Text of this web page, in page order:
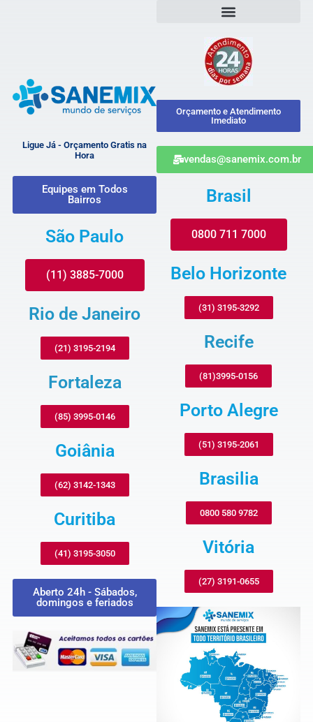
Ligue Já - Orçamento Gratis na
Hora
Equipes em Todos
Bairros
São Paulo
(11) 3885-7000
Rio de Janeiro
(21) 3195-2194
Fortaleza
(85) 3995-0146
Goiânia
(62) 3142-1343
Curitiba
(41) 3195-3050
Aberto 24h - Sábados,
domingos e feriados
Orçamento e Atendimento
Imediato
vendas@sanemix.com.br
Brasil
0800 711 7000
Belo Horizonte
(31) 3195-3292
Recife
(81)3995-0156
Porto Alegre
(51) 3195-2061
Brasilia
0800 580 9782
Vitória
(27) 3191-0655